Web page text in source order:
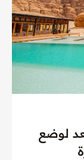
لوضع